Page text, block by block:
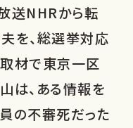
送NHRから転
を、総選挙対応
材で東京一区
は、ある情報を
の不審死だった